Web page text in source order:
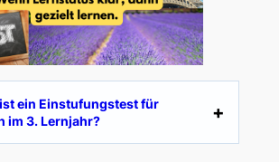
ein Einstufungstest für
im 3. Lernjahr?